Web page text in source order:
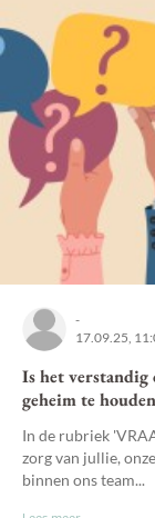
-
17.09.25,
Is het verstandig
geheim te
In de rubriek
zorg van jullie,
binnen ons team...